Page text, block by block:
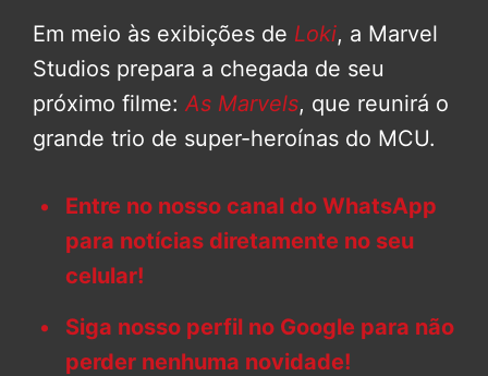
Em meio às exibições de Loki, a Marvel
Studios prepara a chegada de seu
próximo filme: As Marvels, que reunirá o
grande trio de super-heroínas do MCU.
Entre no nosso canal do WhatsApp
para notícias diretamente no seu
celular!
Siga nosso perfil no Google para não
perder nenhuma novidade!